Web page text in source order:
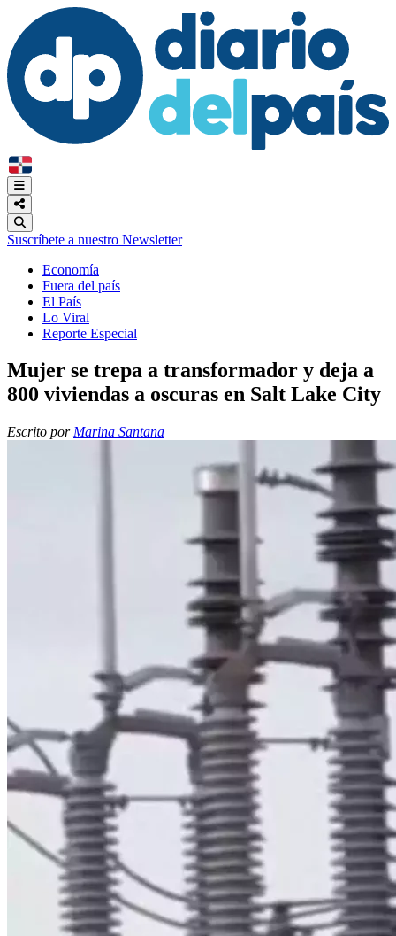
Suscríbete a nuestro Newsletter
Economía
Fuera del país
El País
Lo Viral
Reporte Especial
Mujer se trepa a transformador y deja a
800 viviendas a oscuras en Salt Lake City
Escrito por Marina Santana